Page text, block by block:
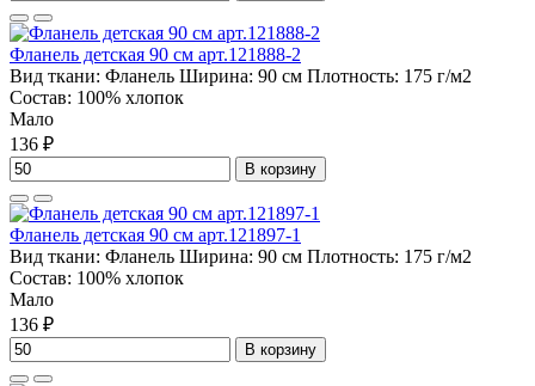
Фланель детская 90 см арт.121888-2
Вид ткани: Фланель Ширина: 90 см Плотность: 175 г/м2
Состав: 100% хлопок
Мало
136 ₽
В корзину
Фланель детская 90 см арт.121897-1
Вид ткани: Фланель Ширина: 90 см Плотность: 175 г/м2
Состав: 100% хлопок
Мало
136 ₽
В корзину